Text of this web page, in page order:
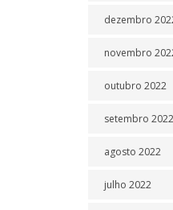
dezembro
novembro
outubro 2022
setembro 2022
agosto 2022
julho 2022